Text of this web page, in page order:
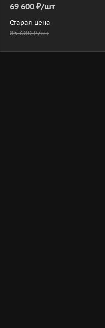
69 600 ₽/шт
Старая цена
85 680₽/шт